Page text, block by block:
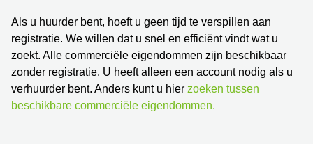
in Arnhem
Coworking
space
Hilversum
Coworking
space
Als u huurder bent, hoeft u geen tijd te verspillen aan
registratie. We willen dat u snel en efficiënt vindt wat u
zoekt. Alle commerciële eigendommen zijn beschikbaar
zonder registratie. U heeft alleen een account nodig als u
verhuurder bent. Anders kunt u hier zoeken tussen
beschikbare commerciële eigendommen.